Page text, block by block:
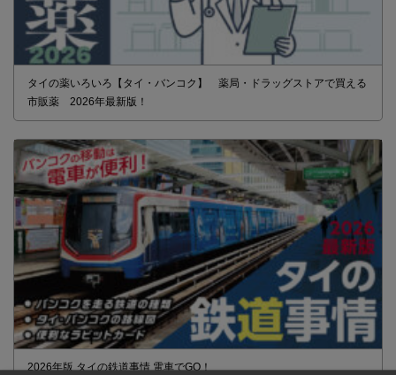
タイの薬いろいろ【タイ・バンコク】 薬局・ドラッグストアで買える
市販薬 2026年最新版！
2026年版 タイの鉄道事情 電車でGO！